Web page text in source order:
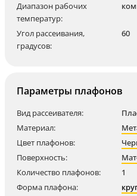
Диапазон рабочих
температур:
Угол рассеивания,
градусов:
60
Параметры плафонов
Вид рассеивателя:
Материал:
Цвет плафонов:
Поверхность:
Количество плафонов:
1
Форма плафона: